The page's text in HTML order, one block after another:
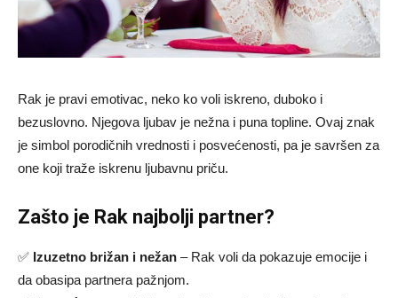
Rak je pravi emotivac, neko ko voli iskreno, duboko i
bezuslovno. Njegova ljubav je nežna i puna topline. Ovaj znak
je simbol porodičnih vrednosti i posvećenosti, pa je savršen za
one koji traže iskrenu ljubavnu priču.
Zašto je Rak najbolji partner?
✅ Izuzetno brižan i nežan – Rak voli da pokazuje emocije i
da obasipa partnera pažnjom.